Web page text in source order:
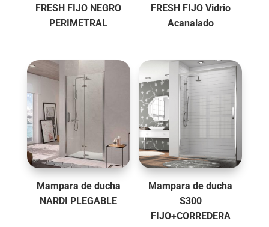
FRESH FIJO NEGRO
PERIMETRAL
FRESH FIJO Vidrio
Acanalado
Mampara de ducha
NARDI PLEGABLE
Mampara de ducha
S300
FIJO+CORREDERA